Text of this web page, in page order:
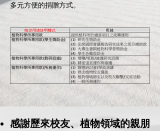
多元方便的捐贈方式。
感謝歷來校友、植物領域的親朋